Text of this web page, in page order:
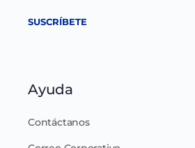
SUSCRÍBETE
Ayuda
Contáctanos